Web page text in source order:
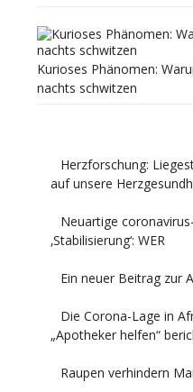
Kurioses Phänomen:
nachts schwitzen
Herzforschung:
auf unsere
Neuartige
‚Stabilisierung‘: WER
Ein neuer Beitrag zur
Die Corona-Lage in
„Apotheker helfen“
Raupen verhindern